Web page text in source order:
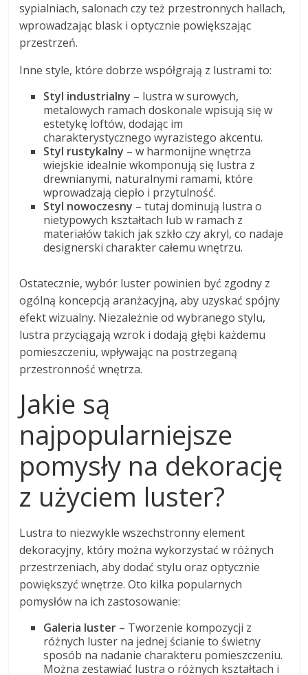
sypialniach, salonach czy też przestronnych hallach,
wprowadzając blask i optycznie powiększając
przestrzeń.
Inne style, które dobrze współgrają z lustrami to:
Styl industrialny – lustra w surowych,
metalowych ramach doskonale wpisują się w
estetykę loftów, dodając im
charakterystycznego wyrazistego akcentu.
Styl rustykalny – w harmonijne wnętrza
wiejskie idealnie wkomponują się lustra z
drewnianymi, naturalnymi ramami, które
wprowadzają ciepło i przytulność.
Styl nowoczesny – tutaj dominują lustra o
nietypowych kształtach lub w ramach z
materiałów takich jak szkło czy akryl, co nadaje
designerski charakter całemu wnętrzu.
Ostatecznie, wybór luster powinien być zgodny z
ogólną koncepcją aranżacyjną, aby uzyskać spójny
efekt wizualny. Niezależnie od wybranego stylu,
lustra przyciągają wzrok i dodają głębi każdemu
pomieszczeniu, wpływając na postrzeganą
przestronność wnętrza.
Jakie są
najpopularniejsze
pomysły na dekorację
z użyciem luster?
Lustra to niezwykle wszechstronny element
dekoracyjny, który można wykorzystać w różnych
przestrzeniach, aby dodać stylu oraz optycznie
powiększyć wnętrze. Oto kilka popularnych
pomysłów na ich zastosowanie:
Galeria luster – Tworzenie kompozycji z
różnych luster na jednej ścianie to świetny
sposób na nadanie charakteru pomieszczeniu.
Można zestawiać lustra o różnych kształtach i